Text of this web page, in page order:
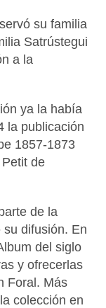
su familia
Satrústegui
a la
ya la había
la publicación
1857-1873
de
de la
difusión. En
del siglo
y ofrecerlas
Foral. Más
colección en